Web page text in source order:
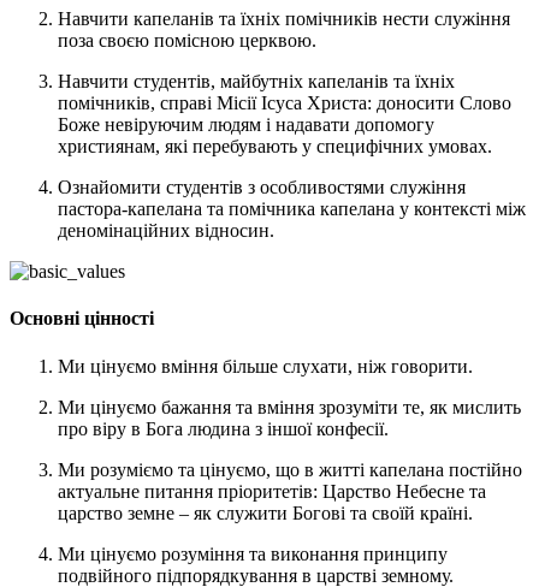
Навчити капеланів та їхніх помічників нести служіння
поза своєю помісною церквою.
Навчити студентів, майбутніх капеланів та їхніх
помічників, справі Місії Ісуса Христа: доносити Слово
Боже невіруючим людям і надавати допомогу
християнам, які перебувають у специфічних умовах.
Ознайомити студентів з особливостями служіння
пастора-капелана та помічника капелана у контексті між
деномінаційних відносин.
Основні цінності
Ми цінуємо вміння більше слухати, ніж говорити.
Ми цінуємо бажання та вміння зрозуміти те, як мислить
про віру в Бога людина з іншої конфесії.
Ми розуміємо та цінуємо, що в житті капелана постійно
актуальне питання пріоритетів: Царство Небесне та
царство земне – як служити Богові та своїй країні.
Ми цінуємо розуміння та виконання принципу
подвійного підпорядкування в царстві земному.